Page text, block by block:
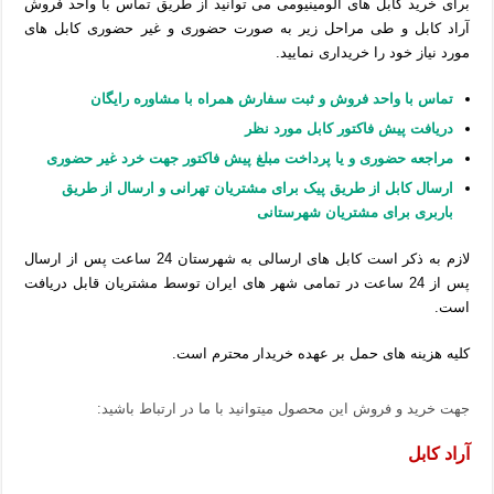
برای خرید کابل های آلومینیومی می توانید از طریق تماس با واحد فروش
آراد کابل و طی مراحل زیر به صورت حضوری و غیر حضوری کابل های
مورد نیاز خود را خریداری نمایید.
تماس با واحد فروش و ثبت سفارش همراه با مشاوره رایگان
دریافت پیش فاکتور کابل مورد نظر
مراجعه حضوری و یا پرداخت مبلغ پیش فاکتور جهت خرد غیر حضوری
ارسال کابل از طریق پیک برای مشتریان تهرانی و ارسال از طریق
باربری برای مشتریان شهرستانی
لازم به ذکر است کابل های ارسالی به شهرستان 24 ساعت پس از ارسال
پس از 24 ساعت در تمامی شهر های ایران توسط مشتریان قابل دریافت
است.
کلیه هزینه های حمل بر عهده خریدار محترم است.
جهت خرید و فروش این محصول میتوانید با ما در ارتباط باشید:
آراد کابل